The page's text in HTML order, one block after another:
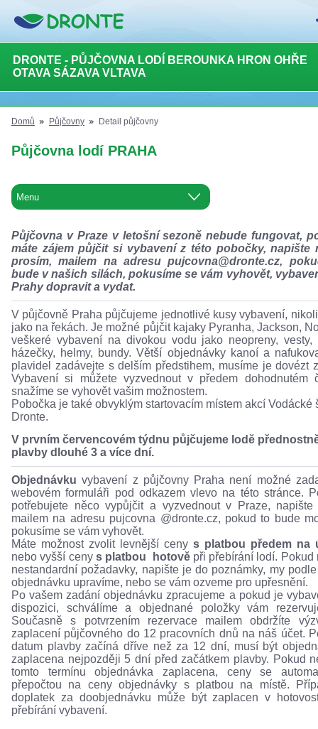
DRONTE - PŮJČOVNA LODÍ BEROUNKA HRON OHŘE
OTAVA SÁZAVA VLTAVA
Domů Půjčovny Detail půjčovny
Půjčovna lodí PRAHA
Půjčovna v Praze v letošní sezoně nebude fungovat,
máte zájem půjčit si vybavení z této pobočky, napište
prosím, mailem na adresu pujcovna@dronte.cz,
bude v našich silách, pokusíme se vám vyhovět,
Prahy dopravit a vydat.
V půjčovně Praha půjčujeme jednotlivé kusy vybavení,
jako na řekách. Je možné půjčit kajaky Pyranha, Jackson,
veškeré vybavení na divokou vodu jako neopreny, vesty,
házečky, helmy, bundy. Větší objednávky kanoí a
plavidel zadávejte s delším předstihem, musíme je dovézt
Vybavení si můžete vyzvednout v předem dohodnutém
snažíme se vyhovět vašim možnostem.
Pobočka je také obvyklým startovacím místem akcí Vodácké
Dronte.
V prvním červencovém týdnu půjčujeme lodě
plavby dlouhé 3 a více dní.
Objednávku vybavení z půjčovny Praha není možné
webovém formuláři pod odkazem vlevo na této stránce.
potřebujete něco vypůjčit a vyzvednout v Praze, napište
mailem na adresu pujcovna @dronte.cz, pokud to bude
pokusíme se vám vyhovět.
Máte možnost zvolit levnější ceny s platbou předem na
nebo vyšší ceny s platbou hotověpři přebírání lodí. Pokud
nestandardní požadavky, napište je do poznámky, my
objednávku upravíme, nebo se vám ozveme pro upřesnění.
Po vašem zadání objednávku zpracujeme a pokud je
dispozici, schválíme a objednané položky vám
Současně s potvrzením rezervace mailem obdržíte
zaplacení půjčovného do 12 pracovních dnů na náš účet.
datum plavby začíná dříve než za 12 dní, musí být
zaplacena nejpozději 5 dní před začátkem plavby. Pokud
tomto termínu objednávka zaplacena, ceny se
přepočtou na ceny objednávky s platbou na místě.
doplatek za doobjednávku může být zaplacen v
přebírání vybavení.